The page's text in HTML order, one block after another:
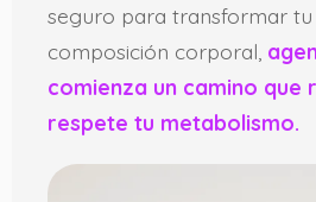
seguro para transformar tu
composición corporal,
comienza un camino que
respete tu metabolismo.